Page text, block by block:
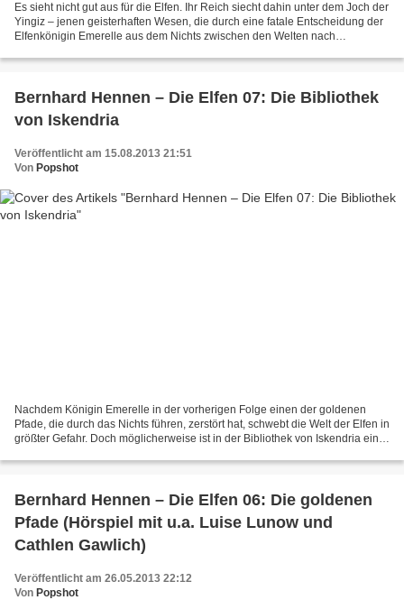
Es sieht nicht gut aus für die Elfen. Ihr Reich siecht dahin unter dem Joch der
Yingiz – jenen geisterhaften Wesen, die durch eine fatale Entscheidung der
Elfenkönigin Emerelle aus dem Nichts zwischen den Welten nach
Bernhard Hennen – Die Elfen 07: Die Bibliothek
von Iskendria
Veröffentlicht am 15.08.2013 21:51
Von Popshot
Nachdem Königin Emerelle in der vorherigen Folge einen der goldenen
Pfade, die durch das Nichts führen, zerstört hat, schwebt die Welt der Elfen in
größter Gefahr. Doch möglicherweise ist in der Bibliothek von Iskendria eine
Bernhard Hennen – Die Elfen 06: Die goldenen
Pfade (Hörspiel mit u.a. Luise Lunow und
Cathlen Gawlich)
Veröffentlicht am 26.05.2013 22:12
Von Popshot